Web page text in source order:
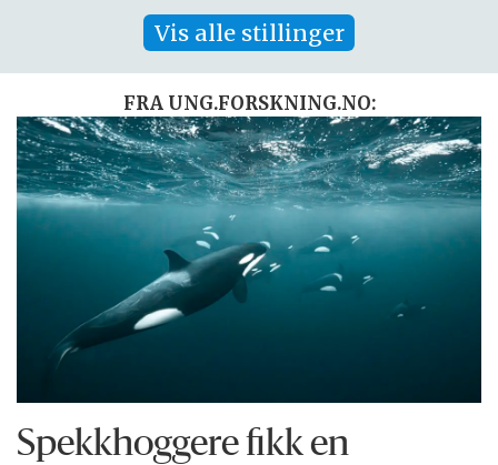
Vis alle stillinger
FRA UNG.FORSKNING.NO:
Spekkhoggere fikk en